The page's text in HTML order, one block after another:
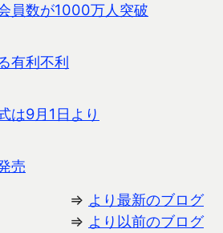
員数が1000万人突破
有利不利
は9月1日より
売
⇒ より最新のブログ
⇒ より以前のブログ